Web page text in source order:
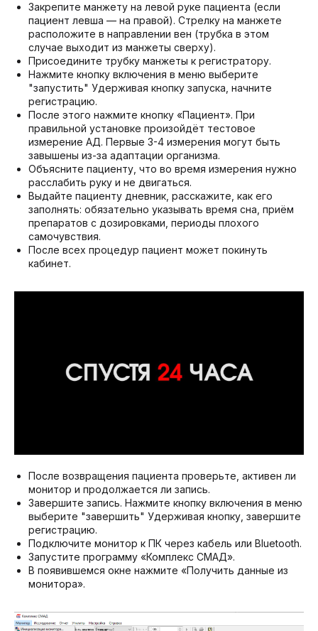
Закрепите манжету на левой руке пациента (если
пациент левша — на правой). Стрелку на манжете
расположите в направлении вен (трубка в этом
случае выходит из манжеты сверху).
Присоедините трубку манжеты к регистратору.
Нажмите кнопку включения в меню выберите
"запустить" Удерживая кнопку запуска, начните
регистрацию.
После этого нажмите кнопку «Пациент». При
правильной установке произойдёт тестовое
измерение АД. Первые 3-4 измерения могут быть
завышены из-за адаптации организма.
Объясните пациенту, что во время измерения нужно
расслабить руку и не двигаться.
Выдайте пациенту дневник, расскажите, как его
заполнять: обязательно указывать время сна, приём
препаратов с дозировками, периоды плохого
самочувствия.
После всех процедур пациент может покинуть
кабинет.
После возвращения пациента проверьте, активен ли
монитор и продолжается ли запись.
Завершите запись. Нажмите кнопку включения в меню
выберите "завершить" Удерживая кнопку, завершите
регистрацию.
Подключите монитор к ПК через кабель или Bluetooth.
Запустите программу «Комплекс СМАД».
В появившемся окне нажмите «Получить данные из
монитора».